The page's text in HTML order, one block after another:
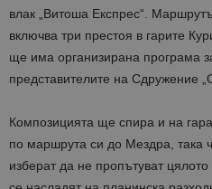
влак „Витоша Експрес“
включва три престоя в гарите
ще има организирана програма
представителите на Сдружение
Композицията ще спира и на
по маршрута си до Мездра, така
изберат да не пропътуват цялото